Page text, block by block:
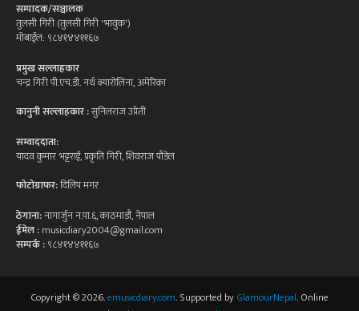
सम्पादक/सञ्चालक
तुलसी गिरी (तुलसी गिरी 'भावुक')
मोबाईल: ९८४१४४११६७
प्रमुख सल्लाहकार
चन्द्र गिरी पी.एच.डी. नर्थ क्यारोलिना, अमेरिका
कानुनी सल्लाहकार :सुनिलराज उप्रेती
सम्वाददाता:
यादव कुमार भट्टराई, प्रकृति गिरी, शिवराज पौडेल
फोटोग्राफर:दिलिप मगर
ठेगाना:नागार्जुन न.पा.६, काठमाडौं, नेपाल
ईमेल :musicdiary2004@gmail.com
सम्पर्क :९८४१४४११६७
Copyright © 2026.emusicdiary.com. Supported byGlamourNepal. Online